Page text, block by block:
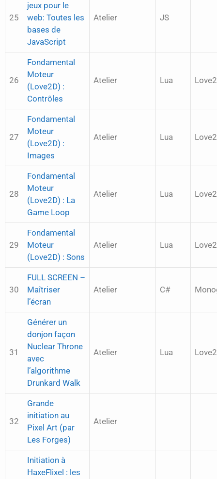
25
jeux pour le
web: Toutes les
bases de
JavaScript
Atelier JS
26
Fondamental
Moteur
(Love2D) :
Contrôles
Atelier Lua
27
Fondamental
Moteur
(Love2D) :
Images
Atelier Lua
28
Fondamental
Moteur
(Love2D) : La
Game Loop
Atelier Lua
29
Fondamental
Moteur
(Love2D) : Sons
Atelier Lua
30
FULL SCREEN –
Maîtriser
l’écran
Atelier C#
31
Générer un
donjon façon
Nuclear Throne
avec
l’algorithme
Drunkard Walk
Atelier Lua
32
Grande
initiation au
Pixel Art (par
Les Forges)
Atelier
Initiation à
HaxeFlixel : les